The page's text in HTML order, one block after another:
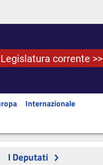
corrente >>
Internazionale
I Deputati